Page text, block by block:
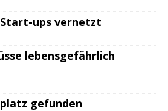
ups vernetzt
lebensgefährlich
gefunden